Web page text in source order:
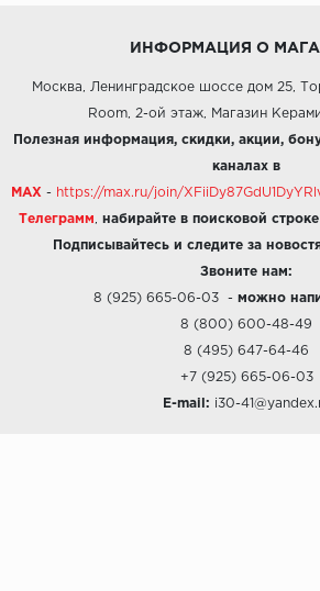
ИНФОРМАЦИЯ О
Москва, Ленинградское шоссе дом 25,
Room, 2-ой этаж, Магазин
Полезная информация, скидки, акции,
каналах в
MAX - https://max.ru/join/
Телеграмм набирайте в поисковой строке
Подписывайтесь и следите за
Звоните нам:
8 (925) 665-06-03- можно
8 (800) 600-48-49
8 (495) 647-64-46
+7 (925) 665-06-03
E-mail: i30-